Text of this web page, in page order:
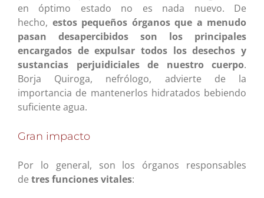
en óptimo estado no es nada nuevo. De
hecho, estos pequeños órganos que a menudo
pasan desapercibidos son los principales
encargados de expulsar todos los desechos y
sustancias perjuidiciales de nuestro cuerpo.
Borja Quiroga, nefrólogo, advierte de la
importancia de mantenerlos hidratados bebiendo
suficiente agua.
Gran impacto
Por lo general, son los órganos responsables
de tres funciones vitales: